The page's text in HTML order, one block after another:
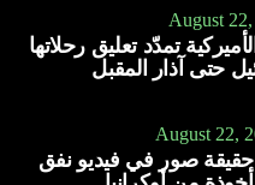
تمدّد تعليق رحلاتها
حتى آذار المقبل
صور في فيديو نفق